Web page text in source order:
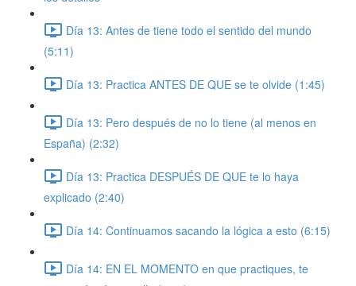
Día 13: Antes de tiene todo el sentido del mundo
(5:11)
Día 13: Practica ANTES DE QUE se te olvide (1:45)
Día 13: Pero después de no lo tiene (al menos en
España) (2:32)
Día 13: Practica DESPUÉS DE QUE te lo haya
explicado (2:40)
Día 14: Continuamos sacando la lógica a esto (6:15)
Día 14: EN EL MOMENTO en que practiques, te